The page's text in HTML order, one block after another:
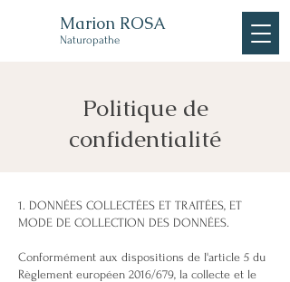
Marion ROSA
Naturopathe
Politique de
confidentialité
1. DONNÉES COLLECTÉES ET TRAITÉES, ET
MODE DE COLLECTION DES DONNÉES.
Conformément aux dispositions de l'article 5 du
Règlement européen 2016/679, la collecte et le